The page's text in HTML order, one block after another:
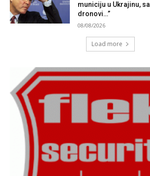
municiju u Ukrajinu,
dronovi…”
08/08/2026
Load more